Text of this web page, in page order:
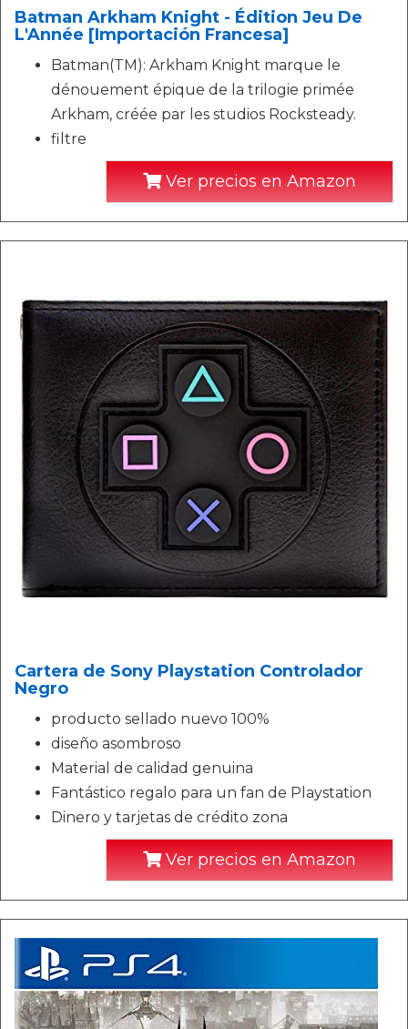
Batman Arkham Knight - Édition Jeu De
L'Année [Importación Francesa]
Batman(TM): Arkham Knight marque le
dénouement épique de la trilogie primée
Arkham, créée par les studios Rocksteady.
filtre
Ver precios en Amazon
Cartera de Sony Playstation Controlador
Negro
producto sellado nuevo 100%
diseño asombroso
Material de calidad genuina
Fantástico regalo para un fan de Playstation
Dinero y tarjetas de crédito zona
Ver precios en Amazon